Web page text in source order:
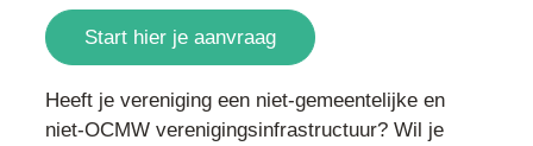
Start hier je aanvraag
Inhoud
Heeft je vereniging een niet-gemeentelijke en
niet-OCMW verenigingsinfrastructuur? Wil je